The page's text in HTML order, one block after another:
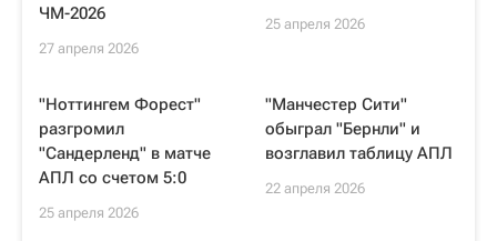
ЧМ-2026
27 апреля 2026
25 апреля 2026
"Ноттингем Форест"
разгромил
"Сандерленд" в матче
АПЛ со счетом 5:0
25 апреля 2026
"Манчестер Сити"
обыграл "Бернли" и
возглавил таблицу АПЛ
22 апреля 2026